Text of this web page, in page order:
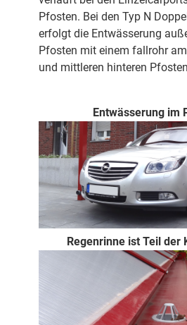
Pfosten. Bei den Typ N
erfolgt die Entwässerung
Pfosten mit einem fallrohr
und mittleren hinteren
Entwässerung im
Regenrinne ist Teil der